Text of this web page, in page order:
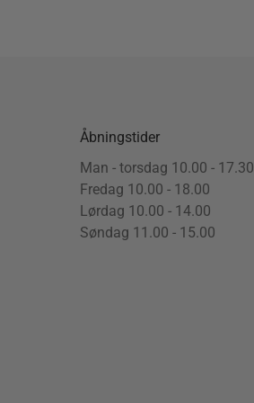
Åbningstider
Man - torsdag 10.00 - 17.30
Fredag 10.00 - 18.00
Lørdag 10.00 - 14.00
Søndag 11.00 - 15.00